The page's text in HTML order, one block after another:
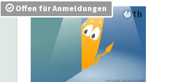
Offen für Anmeldungen